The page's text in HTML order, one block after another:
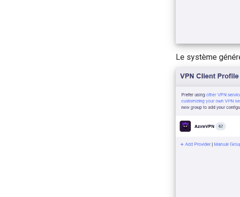
Le système